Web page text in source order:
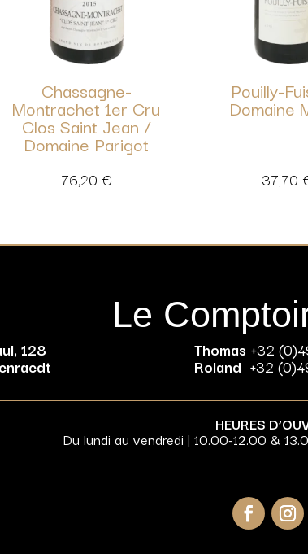
Chassagne-
Montrachet 1er Cru
Clos Saint Jean /
Domaine Parigot
76,20 €
Pouilly-
Domaine
37,70
Le
128 Thomas +32
Roland +32
HEURES
Du lundi au vendredi | 10.00-12.00 &